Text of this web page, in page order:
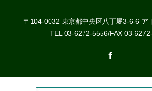
〒104-0032 東京都中央区八丁堀3-6-6 ア
TEL 03-6272-5556/FAX 03-